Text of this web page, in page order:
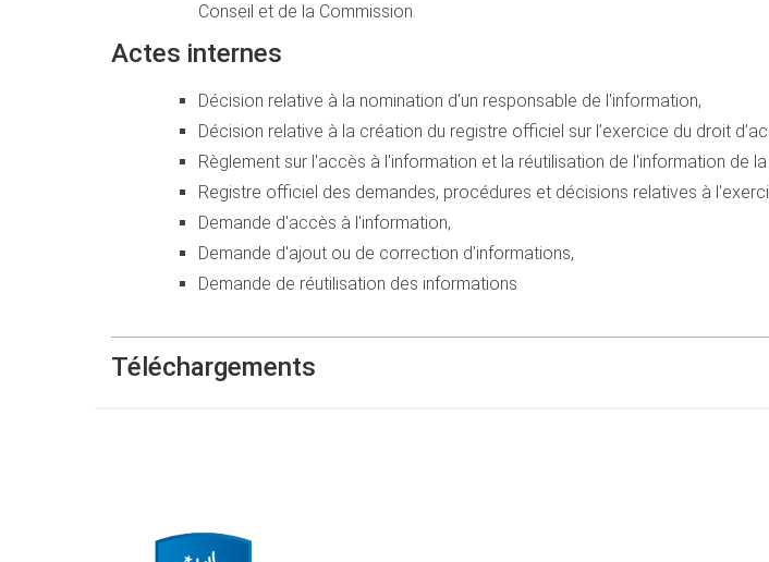
Conseil et de la Commission.
Actes internes
Décision relative à la nomination d'un responsable de l'information,
Décision relative à la création du registre officiel sur l’exercice du droit
Règlement sur l'accès à l'information et la réutilisation de l'information de
Registre officiel des demandes, procédures et décisions relatives à
Demande d'accès à l'information,
Demande d'ajout ou de correction d'informations,
Demande de réutilisation des informations
Téléchargements